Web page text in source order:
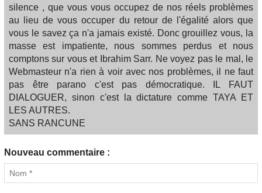
silence , que vous vous occupez de nos réels problèmes
au lieu de vous occuper du retour de l'égalité alors que
vous le savez ça n'a jamais existé. Donc grouillez vous, la
masse est impatiente, nous sommes perdus et nous
comptons sur vous et Ibrahim Sarr. Ne voyez pas le mal, le
Webmasteur n'a rien à voir avec nos problèmes, il ne faut
pas être parano c'est pas démocratique. IL FAUT
DIALOGUER, sinon c'est la dictature comme TAYA ET
LES AUTRES.
SANS RANCUNE
Nouveau commentaire :